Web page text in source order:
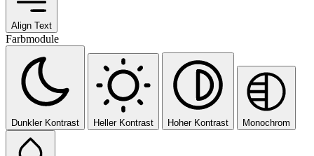
Align Text
Farbmodule
Dunkler Kontrast Heller Kontrast Hoher Kontrast Monochrom